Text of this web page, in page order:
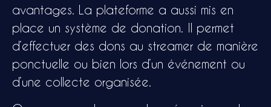
avantages. La plateforme a aussi mis en
place un système de donation. Il permet
d’effectuer des dons au streamer de manière
ponctuelle ou bien lors d’un événement ou
d’une collecte organisée.